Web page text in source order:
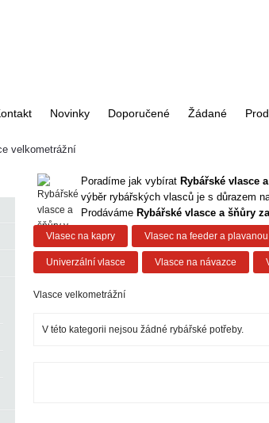
Novinky Doporučené Žádané
velkometrážní
Poradíme jak vybírat Rybářské vlasce
výběr rybářských vlasců je s důrazem
Prodáváme Rybářské vlasce a šňůry
Vlasec na kapry Vlasec na feeder a plavanou
Univerzální vlasce Vlasce na návazce
Vlasce velkometrážní
V této kategorii nejsou žádné rybářské potřeby.